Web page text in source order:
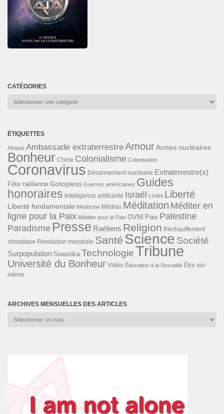
CATÉGORIES
Catégories
ÉTIQUETTES
Afrique Ambassade extraterrestreAmourArmes nucléaires
Bonheur Chine Colonialisme Colonisation
Coronavirus Désarmement nucléaire Extraterrestre(s)
Fête raélienne Gotopless Guerres américaines Guides
honoraires Intelligence artificielle Israël L'infini Liberté
Liberté fondamentale Médecine Médias Méditation Méditer en
ligne pour la Paix Méditer pour la Paix OVNI Paix Palestine
Paradisme Presse Raéliens Religion Réchauffement
climatique Révolution mondiale Santé Science Société
Surpopulation Swastika TechnologieTribune
Université du Bonheur Vidéo Éducation à la Sexualité Être soi-
même
ARCHIVES MENSUELLES DES ARTICLES
Archives